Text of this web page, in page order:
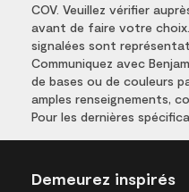
COV. Veuillez vérifier
avant de faire votre
signalées sont
Communiquez avec
de bases ou de couleurs
amples renseignements,
Pour les dernières
Demeurez inspirés